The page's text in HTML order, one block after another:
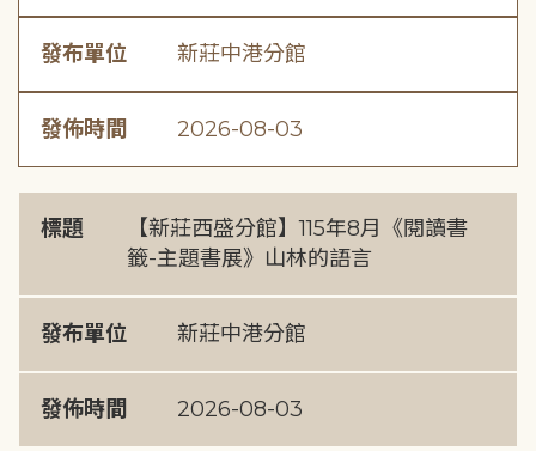
發布單位 新莊中港分館
發佈時間 2026-08-03
標題
【新莊西盛分館】115年8月《閱讀書
籤-主題書展》山林的語言
發布單位 新莊中港分館
發佈時間 2026-08-03